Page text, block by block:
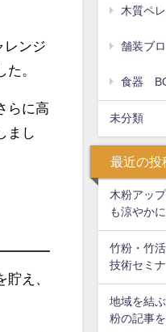
レンジ
。
らに高
まし
え、
木質ペ
舗装ブ
食器
未分類
最近の投
木粉アッ
も涼やかに
竹粉・竹
技術セミ
地域を結
粉の記事